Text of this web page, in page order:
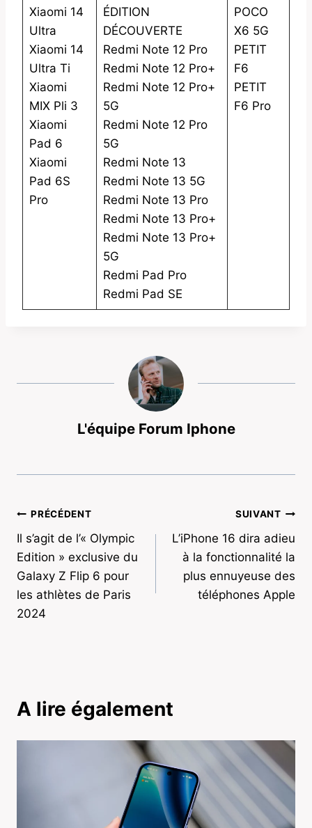
Xiaomi 14
Ultra
Xiaomi 14
Ultra Ti
Xiaomi
MIX Pli 3
Xiaomi
Pad 6
Xiaomi
Pad 6S
Pro
ÉDITION
DÉCOUVERTE
Redmi Note 12 Pro
Redmi Note 12 Pro+
Redmi Note 12 Pro+
5G
Redmi Note 12 Pro
5G
Redmi Note 13
Redmi Note 13 5G
Redmi Note 13 Pro
Redmi Note 13 Pro+
Redmi Note 13 Pro+
5G
Redmi Pad Pro
Redmi Pad SE
POCO
X6 5G
PETIT
F6
PETIT
F6 Pro
L'équipe Forum Iphone
Navigation
de
l’article
PRÉCÉDENT
Il s’agit de l’« Olympic
Edition » exclusive du
Galaxy Z Flip 6 pour
les athlètes de Paris
2024
SUIVANT
L’iPhone 16 dira adieu
à la fonctionnalité la
plus ennuyeuse des
téléphones Apple
A lire également